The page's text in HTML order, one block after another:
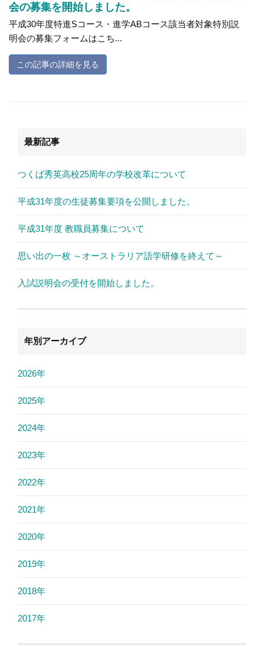
会の募集を開始しました。
平成30年度特進Sコース・進学ABコース該当者対象特別説
明会の募集フォームはこち...
この記事の詳細を見る
最新記事
つくば秀英高校25周年の学校改革について
平成31年度の生徒募集要項を公開しました。
平成31年度 教職員募集について
思い出の一枚 ～オーストラリア語学研修を終えて～
入試説明会の受付を開始しました。
年別アーカイブ
2026年
2025年
2024年
2023年
2022年
2021年
2020年
2019年
2018年
2017年